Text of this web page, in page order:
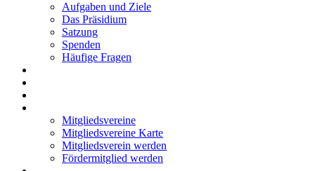
Aufgaben und Ziele
Das Präsidium
Satzung
Spenden
Häufige Fragen
Mitgliedsvereine
Mitgliedsvereine Karte
Mitgliedsverein werden
Fördermitglied werden